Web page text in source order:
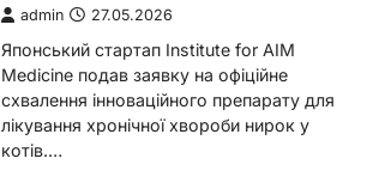
admin 27.05.2026
Японський стартап Institute for AIM
Medicine подав заявку на офіційне
схвалення інноваційного препарату для
лікування хронічної хвороби нирок у
котів.…